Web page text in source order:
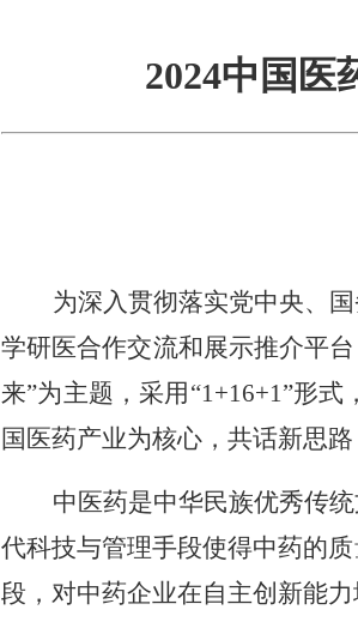
2024中国医
为深入贯彻落实党中央、
学研医合作交流和展示推介平
来”为主题，采用“1+16+1”形
国医药产业为核心，共话新思
中医药是中华民族优秀传
代科技与管理手段使得中药的
段，对中药企业在自主创新能